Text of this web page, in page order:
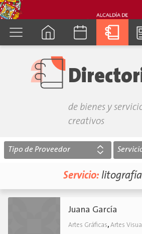
de bienes y
creativos
Servicio: litografía
Juana García
Artes Gráficas, Artes
Tipo de Proveedor